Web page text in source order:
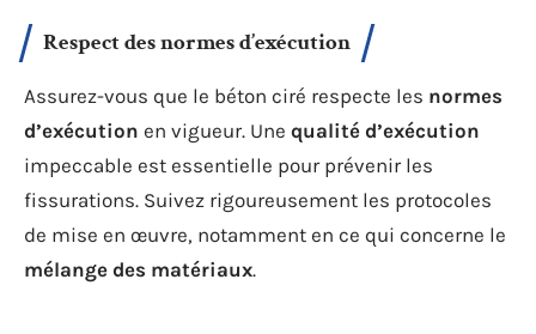
Respect des normes d’exécution
Assurez-vous que le béton ciré respecte les normes
d’exécution en vigueur. Une qualité d’exécution
impeccable est essentielle pour prévenir les
fissurations. Suivez rigoureusement les protocoles
de mise en œuvre, notamment en ce qui concerne le
mélange des matériaux.